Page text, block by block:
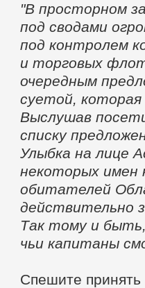
"В просторном
под сводами
под контролем
и торговых
очередным
суетой,
Выслушав
списку
Улыбка на лице
некоторых имен
обитателей
действительно
Так тому и
чьи капитаны
Спешите принять